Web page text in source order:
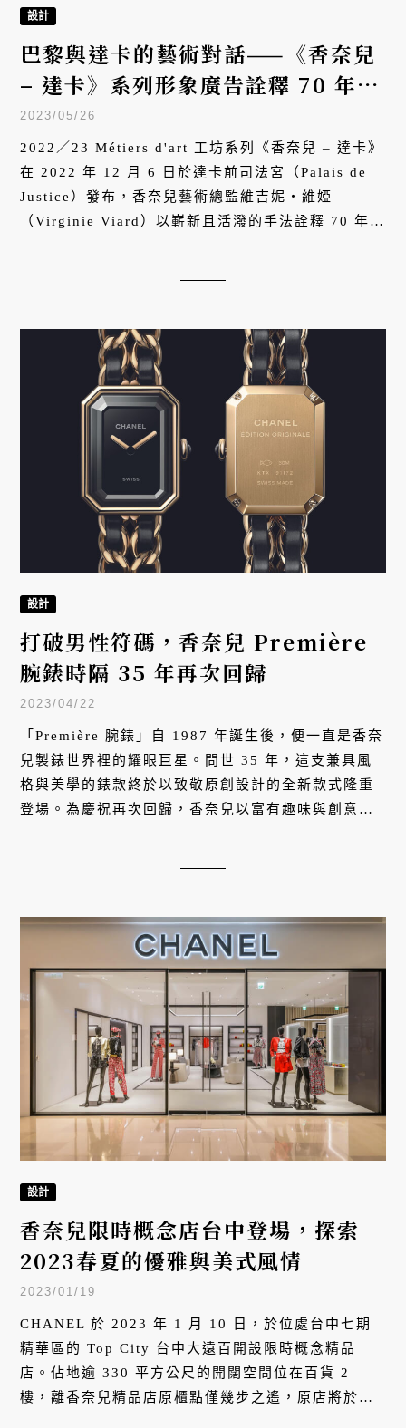
設計
巴黎與達卡的藝術對話——《香奈兒
– 達卡》系列形象廣告詮釋 70 年代
文化氛圍
2023/05/26
2022／23 Métiers d'art 工坊系列《香奈兒 – 達卡》
在 2022 年 12 月 6 日於達卡前司法宮（Palais de
Justice）發布，香奈兒藝術總監維吉妮・維婭
（Virginie Viard）以嶄新且活潑的手法詮釋 70 年代
設計
打破男性符碼，香奈兒 Première
腕錶時隔 35 年再次回歸
2023/04/22
「Première 腕錶」自 1987 年誕生後，便一直是香奈
兒製錶世界裡的耀眼巨星。問世 35 年，這支兼具風
格與美學的錶款終於以致敬原創設計的全新款式隆重
登場。為慶祝再次回歸，香奈兒以富有趣味與創意的
設計
香奈兒限時概念店台中登場，探索
2023春夏的優雅與美式風情
2023/01/19
CHANEL 於 2023 年 1 月 10 日，於位處台中七期
精華區的 Top City 台中大遠百開設限時概念精品
店。佔地逾 330 平方公尺的開闊空間位在百貨 2
樓，離香奈兒精品店原櫃點僅幾步之遙，原店將於改